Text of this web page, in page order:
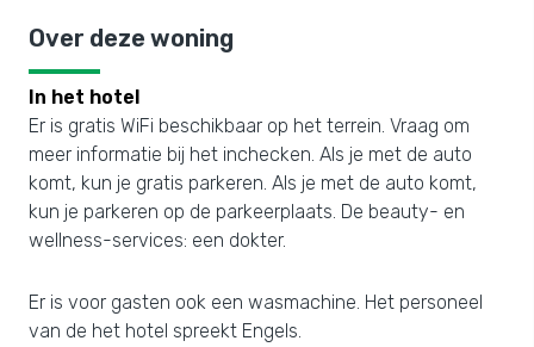
Over deze woning
In het hotel
Er is gratis WiFi beschikbaar op het terrein. Vraag om
meer informatie bij het inchecken. Als je met de auto
komt, kun je gratis parkeren. Als je met de auto komt,
kun je parkeren op de parkeerplaats. De beauty- en
wellness-services: een dokter.
Er is voor gasten ook een wasmachine. Het personeel
van de het hotel spreekt Engels.